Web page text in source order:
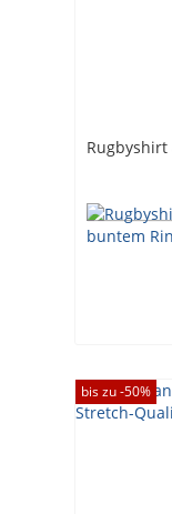
bis zu -50%